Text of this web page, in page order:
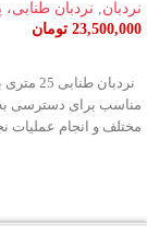
نردبان
نردبان طنابی،
23,500,000 تومان
نردبان
مناسب برای دسترسی
مختلف و انجام عملیات